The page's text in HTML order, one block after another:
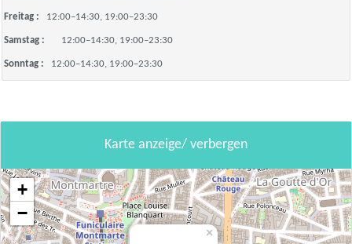
Freitag : 12:00–14:30, 19:00–23:30
Samstag : 12:00–14:30, 19:00–23:30
Sonntag : 12:00–14:30, 19:00–23:30
Karte anzeige/ verbergen
×
+
−